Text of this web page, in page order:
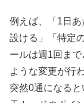
例えば、「1日
設ける」「特定
ールは週1回ま
ような変更が行
突然0通になる